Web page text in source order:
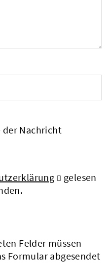
der Nachricht
gelesen
Felder müssen
Formular abgesendet